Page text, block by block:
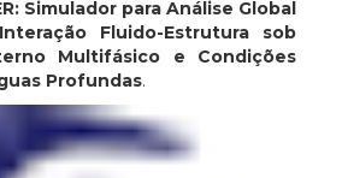
Simulador para Análise Global
Fluido-Estrutura sob
Multifásico e Condições
Profundas.